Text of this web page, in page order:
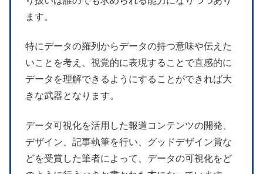
ます。
特にデータの羅列からデータの持つ意味や伝えた
いことを考え、視覚的に表現することで直感的に
データを理解できるようにすることができれば大
きな武器となります。
データ可視化を活用した報道コンテンツの開発、
デザイン、記事執筆を行い、グッドデザイン賞な
どを受賞した筆者によって、データの可視化をど